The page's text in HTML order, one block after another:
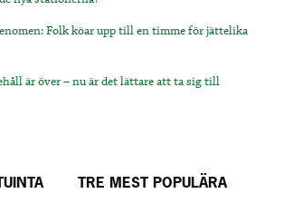
Folk köar upp till en timme för jättelika
är över – nu är det lättare att ta sig till
TRE MEST POPULÄRA